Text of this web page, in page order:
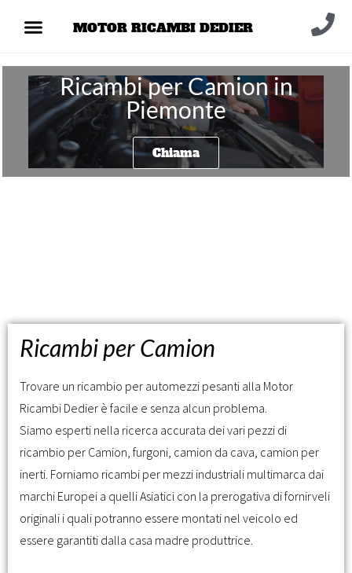
MOTOR RICAMBI DEDIER
Ricambi per Camion in
Piemonte
Chiama
Ricambi per Camion
Trovare un ricambio per automezzi pesanti alla Motor
Ricambi Dedier è facile e senza alcun problema.
Siamo esperti nella ricerca accurata dei vari pezzi di
ricambio per Camion, furgoni, camion da cava, camion per
inerti. Forniamo ricambi per mezzi industriali multimarca dai
marchi Europei a quelli Asiatici con la prerogativa di fornirveli
originali i quali potranno essere montati nel veicolo ed
essere garantiti dalla casa madre produttrice.